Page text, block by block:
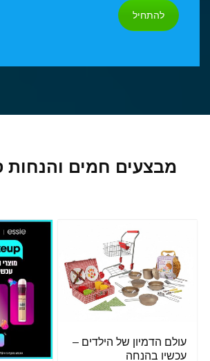
להתחיל
מבצעים חמים והנחות
עולם הדמיון של הילדים –
עכשיו בהנחה